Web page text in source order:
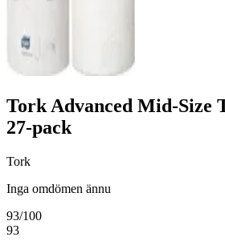
Tork Advanced Mid-Size
27-pack
Tork
Inga omdömen ännu
93/100
93